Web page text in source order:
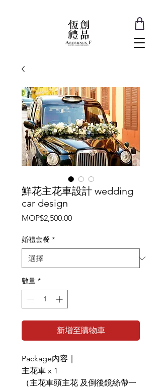
鮮花主花車設計 wedding
car design
MOP$2,500.00價
婚禮套餐 *
數量 *
新增至購物車
Package內容｜
主花車 x 1
（主花車頭主花 及倒後鏡絲帶一